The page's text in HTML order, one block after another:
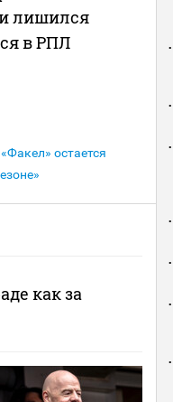
лишился
в РПЛ
остается
как за